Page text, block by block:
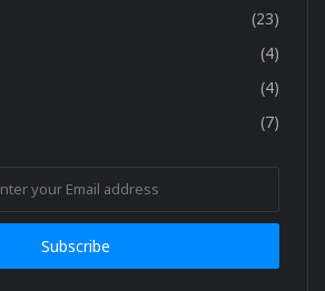
(23)
(4)
(4)
(7)